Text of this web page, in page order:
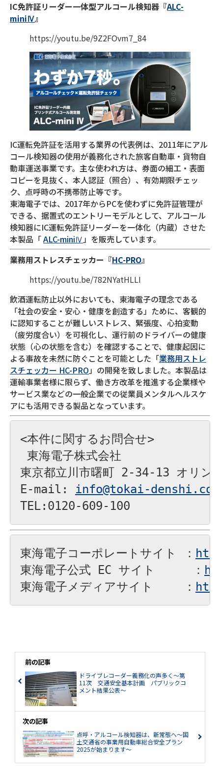
IC免許証リーダー一体型アルコール検知器『ALC-
miniⅣ』
https://youtu.be/9Z2FOvm7_84
IC運転免許証を活用する業界の代表例は、2011年にアル
コール検知器の使用が義務化された旅客自動車・貨物自
動車運送事業です。主な使われ方は、券面の細工・表面
コピーを見抜く、本人認証（照合）、有効期限チェッ
ク、点呼時の不携帯防止等です。
東海電子では、2017年からPCを使わずに免許証管理が
できる、据置式のエントリーモデルとして、アルコール
検知器にIC運転免許証リーダーを一体化（内蔵）させた
本製品「ALC-miniⅣ」を販売しています。
業務用ストレスチェッカー『HC-PRO』
https://youtu.be/782NYatHLLI
飲酒運転防止以外においても、東海電子の理念である
「社会の安全・安心・健康を創造する」ために、客観的
に認知することが難しいストレス、緊張度、心拍変動
（疲労度合い）を可視化し、運行前のドライバーの健康
状態（心の状態を含む）を確認することで、健康起因に
よる事故を未然に防ぐことを可能とした「業務用ストレ
スチェッカー HC-PRO」の開発を致しました。本製品は
運輸事業者様に限らず、働き方改革を推進する企業様や
サービス業などの一般企業での従業員メンタルヘルスケ
アにも活用できる製品となっています。
<本件に関するお問合せ>
東海電子株式会社
東京都立川市曙町 2-34-13 オリン
E-mail: info@tokai-
TEL:0120-609-100
東海電子コーポレートサイト ：
東海電子公式 EC サイト　 　 ：
東海電子メディアサイト　　 ：
前の記事
ドライブレコーダー義務化の声多く～第
11次 交通安全基本計画 パブリックコ
メント結果公表～
次の記事
点呼・アルコール検知器は、新常態へ～国
土交通省の事業用自動車総合安全プラン
2025が始まります～